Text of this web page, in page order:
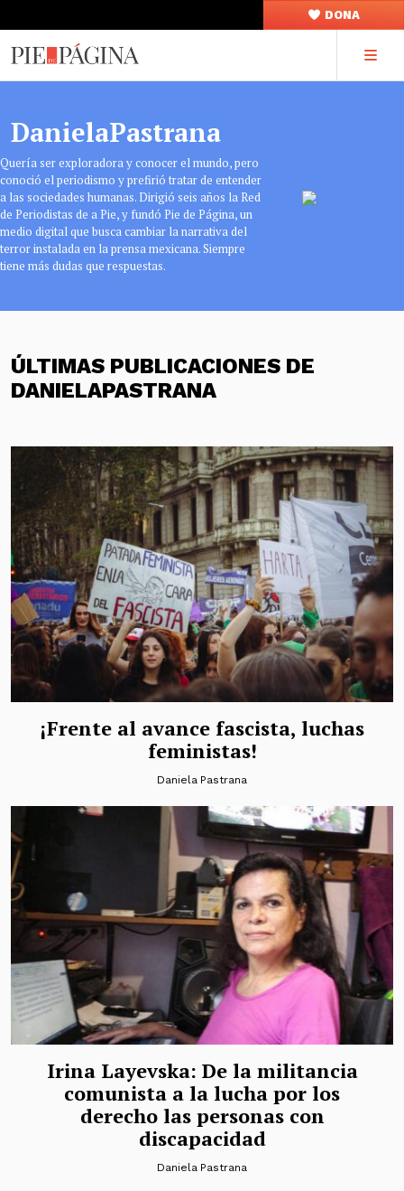
DONA
DanielaPastrana
Quería ser exploradora y conocer el mundo, pero
conoció el periodismo y prefirió tratar de entender
a las sociedades humanas. Dirigió seis años la Red
de Periodistas de a Pie, y fundó Pie de Página, un
medio digital que busca cambiar la narrativa del
terror instalada en la prensa mexicana. Siempre
tiene más dudas que respuestas.
ÚLTIMAS PUBLICACIONES DE
DANIELAPASTRANA
¡Frente al avance fascista, luchas
feministas!
Daniela Pastrana
Irina Layevska: De la militancia
comunista a la lucha por los
derecho las personas con
discapacidad
Daniela Pastrana